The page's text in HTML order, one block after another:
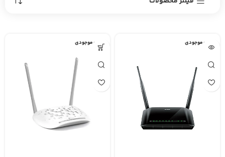
اتمام موجودی اتمام موجودی